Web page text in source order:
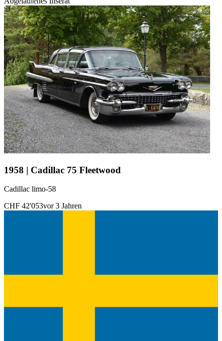
1958 | Cadillac 75 Fleetwood
Cadillac limo-58
CHF 42'053vor 3 Jahren